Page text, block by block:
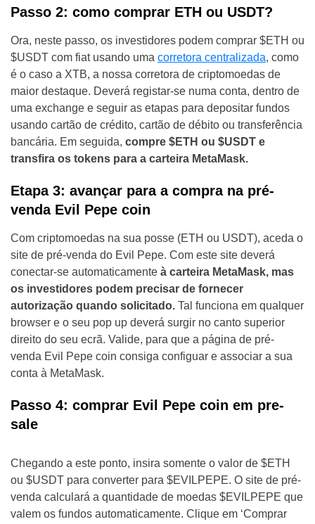
Passo 2: como comprar ETH ou USDT?
Ora, neste passo, os investidores podem comprar $ETH ou
$USDT com fiat usando uma corretora centralizada, como
é o caso a XTB, a nossa corretora de criptomoedas de
maior destaque. Deverá registar-se numa conta, dentro de
uma exchange e seguir as etapas para depositar fundos
usando cartão de crédito, cartão de débito ou transferência
bancária. Em seguida, compre $ETH ou $USDT e
transfira os tokens para a carteira MetaMask.
Etapa 3: avançar para a compra na pré-
venda Evil Pepe coin
Com criptomoedas na sua posse (ETH ou USDT), aceda o
site de pré-venda do Evil Pepe. Com este site deverá
conectar-se automaticamente à carteira MetaMask, mas
os investidores podem precisar de fornecer
autorização quando solicitado. Tal funciona em qualquer
browser e o seu pop up deverá surgir no canto superior
direito do seu ecrã. Valide, para que a página de pré-
venda Evil Pepe coin consiga configuar e associar a sua
conta à MetaMask.
Passo 4: comprar Evil Pepe coin em pre-
sale
Chegando a este ponto, insira somente o valor de $ETH
ou $USDT para converter para $EVILPEPE. O site de pré-
venda calculará a quantidade de moedas $EVILPEPE que
valem os fundos automaticamente. Clique em ‘Comprar